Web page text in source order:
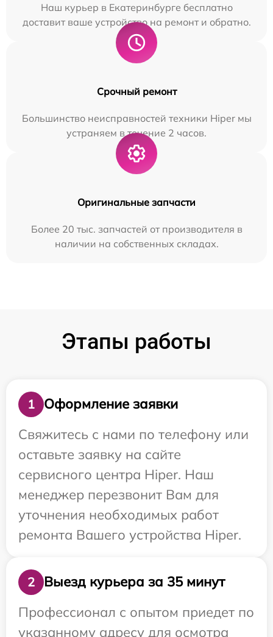
Наш курьер в Екатеринбурге бесплатно
доставит ваше устройство на ремонт и обратно.
Срочный ремонт
Большинство неисправностей техники Hiper мы
устраняем в течение 2 часов.
Оригинальные запчасти
Более 20 тыс. запчастей от производителя в
наличии на собственных складах.
Этапы работы
1
Оформление заявки
Свяжитесь с нами по телефону или
оставьте заявку на сайте
сервисного центра Hiper. Наш
менеджер перезвонит Вам для
уточнения необходимых работ
ремонта Вашего устройства Hiper.
2
Выезд курьера за 35 минут
Профессионал с опытом приедет по
указанному адресу для осмотра